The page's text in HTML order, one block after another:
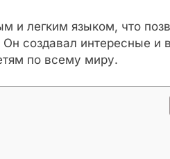
и легким языком, что
создавал интересные и
по всему миру.